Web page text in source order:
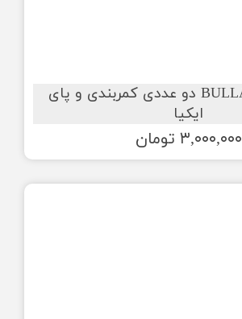
قالب ایکیا BULLAR دو عددی کمربندی و پای
ایکیا
۳,۰۰۰,۰۰۰ تومان